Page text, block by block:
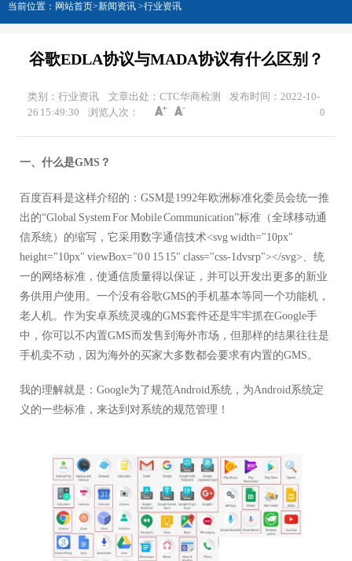
当前位置： 网站首页>新闻资讯 >行业资讯
谷歌EDLA协议与MADA协议有什么区别？
类别：行业资讯 文章出处：CTC华商检测
发布时间：2022-10-
26 15:49:30
浏览人次： 0
一、什么是GMS？
百度百科是这样介绍的：GSM是1992年欧洲标准化委员会统一推
出的“Global System For Mobile Communication”标准（全球移动通
信系统）的缩写，它采用数字通信技术<svg width="10px"
height="10px" viewBox="0 0 15 15" class="css-1dvsrp"></svg>、统
一的网络标准，使通信质量得以保证，并可以开发出更多的新业
务供用户使用。一个没有谷歌GMS的手机基本等同一个功能机，
老人机。作为安卓系统灵魂的GMS套件还是牢牢抓在Google手
中，你可以不内置GMS而发售到海外市场，但那样的结果往往是
手机卖不动，因为海外的买家大多数都会要求有内置的GMS。
我的理解就是：Google为了规范Android系统，为Android系统定
义的一些标准，来达到对系统的规范管理！